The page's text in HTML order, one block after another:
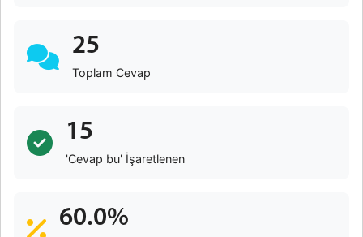
25
Toplam Cevap
15
'Cevap bu' İşaretlenen
60.0%